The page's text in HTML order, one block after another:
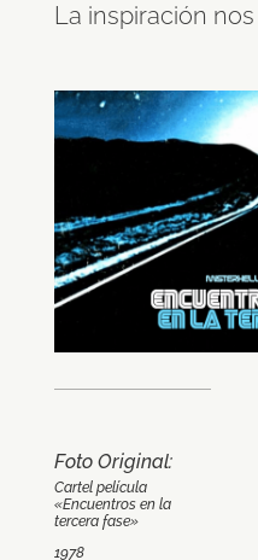
La inspiración
Foto Original:
Cartel película
«Encuentros en la
tercera fase»
1978